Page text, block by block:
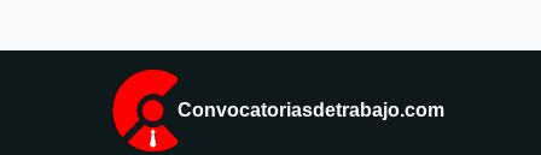
Convocatoriasdetrabajo.com